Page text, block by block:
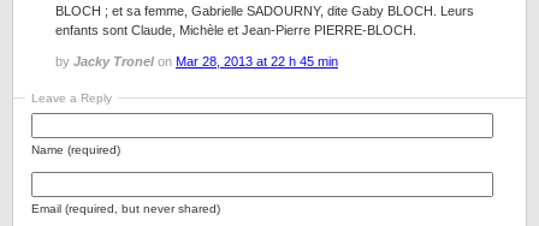
BLOCH ; et sa femme, Gabrielle SADOURNY, dite Gaby BLOCH. Leurs
enfants sont Claude, Michèle et Jean-Pierre PIERRE-BLOCH.
by Jacky Tronel on Mar 28, 2013 at 22 h 45 min
Leave a Reply
Name (required)
Email (required, but never shared)